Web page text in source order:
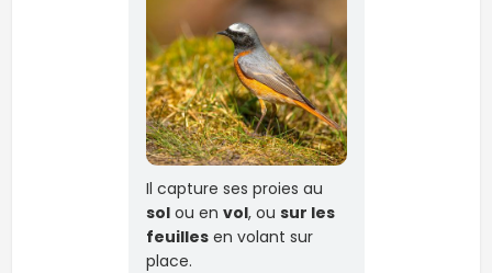
Il capture ses proies au
solou en vol, ou sur les
feuillesen volant sur
place.